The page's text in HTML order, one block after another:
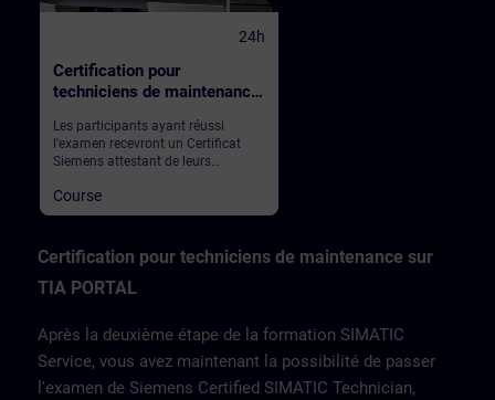
24h
Certification pour
techniciens de maintenance
Les participants ayant réussi
l'examen recevront un Certificat
Siemens attestant de leurs
Elektrotechnik - und
Elektronikindustrie e.V. (ZVEI)
fabricants de l'industrie
électrotechnique et électronique) a
défini des directives pour la
d'activité.Conformément aux
recommandations du ZVEI., nous
avons mis en place une
Certification permetant de valider
Course
Certification pour techniciens de maintenance sur
TIA PORTAL
Après la deuxième étape de la formation SIMATIC
Service, vous avez maintenant la possibilité de passer
l'examen de Siemens Certified SIMATIC Technician,